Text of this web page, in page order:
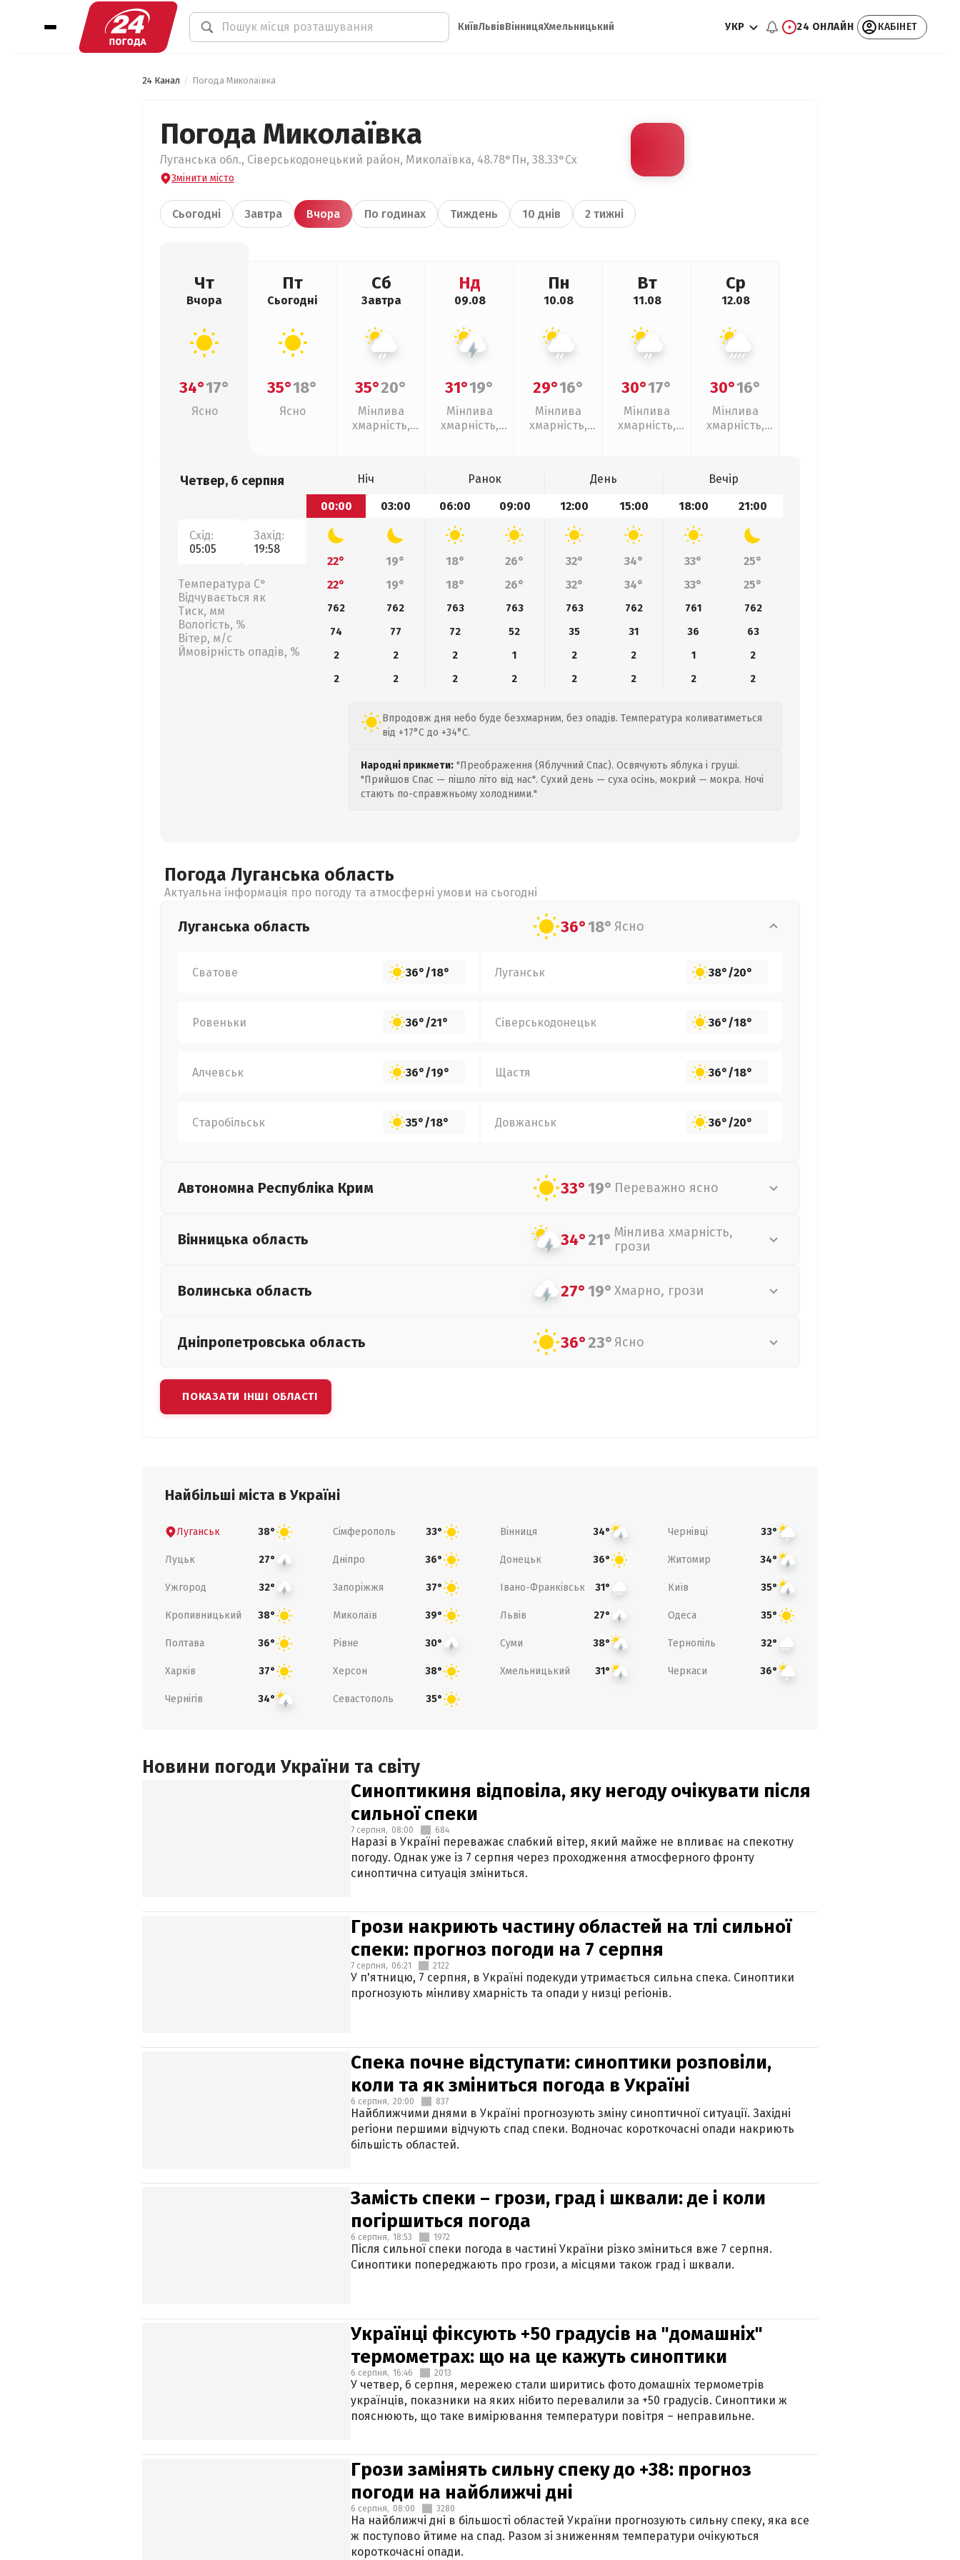
КиївЛьвівВінницяХмельницький УКР 24 ОНЛАЙН КАБІНЕТ
24 Канал Погода Миколаївка
Погода Миколаївка
Луганська обл., Сіверськодонецький район, Миколаївка, 48.78°Пн, 38.33°Сх
Змінити місто
Сьогодні Завтра Вчора По годинах Тиждень 10 днів 2 тижні
Чт
Вчора
34°17°
Ясно
Пт
Сьогодні
35°18°
Ясно
Сб
Завтра
35°20°
Мінлива
хмарність,
Нд
09.08
31°19°
Мінлива
хмарність,
Пн
10.08
29°16°
Мінлива
хмарність,
Вт
11.08
30°17°
Мінлива
хмарність,
Ср
12.08
30°16°
Мінлива
хмарність,
Четвер, 6 серпня
Схід:
05:05
Захід:
19:58
Температура С°
Відчувається як
Тиск, мм
Вологість, %
Вітер, м/с
Ймовірність опадів, %
Ніч Ранок День
Вечір
00:00
03:00 06:00 09:00 12:00 15:00 18:00 21:00
22° 19° 18° 26° 32° 34° 33°
25°
22°
19° 18° 26° 32° 34° 33° 25°
762 762 763 763 763 762 761
762
74
77 72 52 35 31 36
63
2
2 2 1 2 2 1
2
2
2 2 2 2 2 2 2
Впродовж дня небо буде безхмарним, без опадів. Температура коливатиметься
від +17°C до +34°C.
Народні прикмети: "Преображення (Яблучний Спас). Освячують яблука і груші.
"Прийшов Спас — пішло літо від нас". Сухий день — суха осінь, мокрий — мокра. Ночі
стають по-справжньому холодними."
Погода Луганська область
Актуальна інформація про погоду та атмосферні умови на сьогодні
Луганська область 36°18° Ясно
Сватове 36°/18° Луганськ 38°/20°
Ровеньки 36°/21° Сіверськодонецьк 36°/18°
Алчевськ 36°/19° Щастя 36°/18°
Старобільськ 35°/18° Довжанськ 36°/20°
Автономна Республіка Крим 33°19° Переважно ясно
Вінницька область 34°21° Мінлива хмарність,
грози
Волинська область 27°19° Хмарно, грози
Дніпропетровська область 36°23° Ясно
ПОКАЗАТИ ІНШІ ОБЛАСТІ
Найбільші міста в Україні
Луганськ 38° Сімферополь 33° Вінниця 34° Чернівці 33°
Луцьк 27° Дніпро 36° Донецьк 36° Житомир 34°
Ужгород 32° Запоріжжя 37° Івано-Франківськ 31° Київ 35°
Кропивницький 38° Миколаїв 39° Львів 27° Одеса 35°
Полтава 36° Рівне 30° Суми 38° Тернопіль 32°
Харків 37° Херсон 38° Хмельницький 31° Черкаси 36°
Чернігів 34° Севастополь 35°
Новини погоди України та світу
Синоптикиня відповіла, яку негоду очікувати після
сильної спеки
7 серпня, 08:00 684
Наразі в Україні переважає слабкий вітер, який майже не впливає на спекотну
погоду. Однак уже із 7 серпня через проходження атмосферного фронту
синоптична ситуація зміниться.
Грози накриють частину областей на тлі сильної
спеки: прогноз погоди на 7 серпня
7 серпня, 06:21 2122
У п'ятницю, 7 серпня, в Україні подекуди утримається сильна спека. Синоптики
прогнозують мінливу хмарність та опади у низці регіонів.
Спека почне відступати: синоптики розповіли,
коли та як зміниться погода в Україні
6 серпня, 20:00 837
Найближчими днями в Україні прогнозують зміну синоптичної ситуації. Західні
регіони першими відчують спад спеки. Водночас короткочасні опади накриють
більшість областей.
Замість спеки – грози, град і шквали: де і коли
погіршиться погода
6 серпня, 18:53 1972
Після сильної спеки погода в частині України різко зміниться вже 7 серпня.
Синоптики попереджають про грози, а місцями також град і шквали.
Українці фіксують +50 градусів на "домашніх"
термометрах: що на це кажуть синоптики
6 серпня, 16:46 2013
У четвер, 6 серпня, мережею стали ширитись фото домашніх термометрів
українців, показники на яких нібито перевалили за +50 градусів. Синоптики ж
пояснюють, що таке вимірювання температури повітря – неправильне.
Грози замінять сильну спеку до +38: прогноз
погоди на найближчі дні
6 серпня, 08:00 3280
На найближчі дні в більшості областей України прогнозують сильну спеку, яка все
ж поступово йтиме на спад. Разом зі зниженням температури очікуються
короткочасні опади.